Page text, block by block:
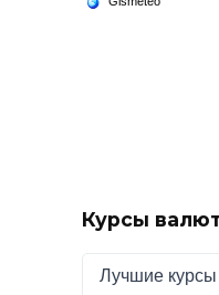
Курсы
Лучшие курсы